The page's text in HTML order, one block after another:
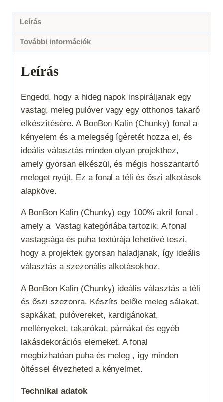
Rozsdavörös
mennyiség
Leírás
További információk
Leírás
Engedd, hogy a hideg napok inspiráljanak egy
vastag, meleg pulóver vagy egy otthonos takaró
elkészítésére. A BonBon Kalin (Chunky) fonal a
kényelem és a melegség ígéretét hozza el, és
ideális választás minden olyan projekthez,
amely gyorsan elkészül, és mégis hosszantartó
meleget nyújt. Ez a fonal a téli és őszi alkotások
alapköve.
A BonBon Kalin (Chunky) egy 100% akril fonal ,
amely a Vastag kategóriába tartozik. A fonal
vastagsága és puha textúrája lehetővé teszi,
hogy a projektek gyorsan haladjanak, így ideális
választás a szezonális alkotásokhoz.
A BonBon Kalin (Chunky) ideális választás a téli
és őszi szezonra. Készíts belőle meleg sálakat,
sapkákat, pulóvereket, kardigánokat,
mellényeket, takarókat, párnákat és egyéb
lakásdekorációs elemeket. A fonal
megbízhatóan puha és meleg , így minden
öltéssel élvezheted a kényelmet.
Technikai adatok